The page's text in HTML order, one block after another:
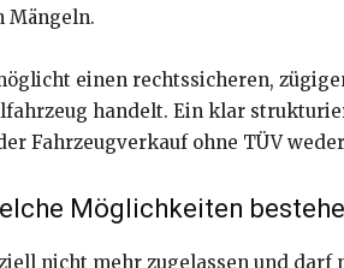
Mängeln.
einen rechtssicheren,
handelt. Ein klar
Fahrzeugverkauf ohne TÜV
Möglichkeiten
nicht mehr zugelassen und